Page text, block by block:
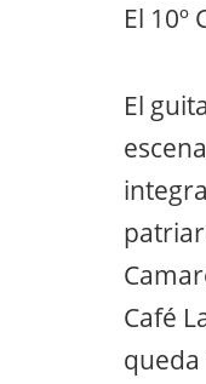
El 10º
El
Café